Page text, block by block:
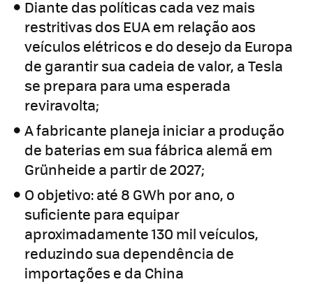
Diante das políticas cada vez mais
restritivas dos EUA em relação aos
veículos elétricos e do desejo da Europa
de garantir sua cadeia de valor, a Tesla
se prepara para uma esperada
reviravolta;
A fabricante planeja iniciar a produção
de baterias em sua fábrica alemã em
Grünheide a partir de 2027;
O objetivo: até 8 GWh por ano, o
suficiente para equipar
aproximadamente 130 mil veículos,
reduzindo sua dependência de
importações e da China